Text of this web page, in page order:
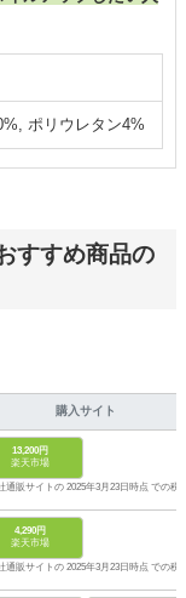
ポリウレタン4%
すすめ商品の
購入サイト
13,200円
楽天市場
通販サイトの 2025年3月23日時点 での税
4,290円
楽天市場
通販サイトの 2025年3月23日時点 での税